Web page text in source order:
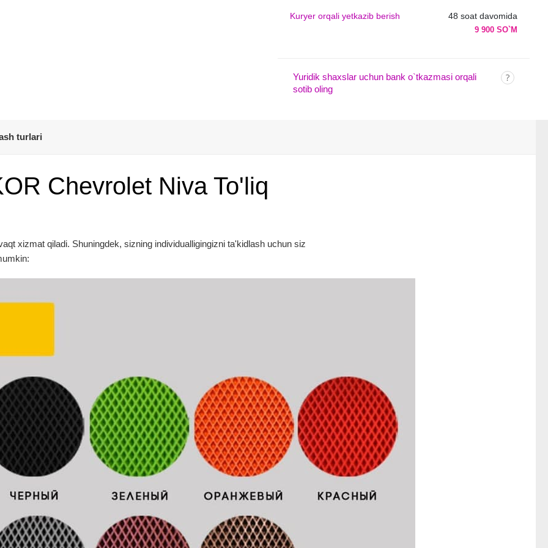
Kuryer orqali yetkazib berish 48 soat davomida
9 900 SO`M
Yuridik shaxslar uchun bank o`tkazmasi orqali
sotib oling
turlari
Chevrolet Niva To'liq
xizmat qiladi. Shuningdek, sizning individualligingizni ta'kidlash uchun siz